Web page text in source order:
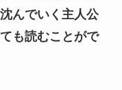
んでいく主人公
も読むことがで